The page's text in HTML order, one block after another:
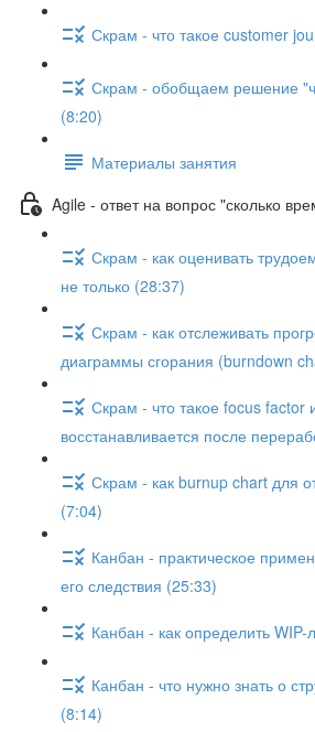
Скрам - что такое customer
Скрам - обобщаем решение
(8:20)
Материалы занятия
Agile - ответ на вопрос "сколько
Скрам - как оценивать
не только (28:37)
Скрам - как отслеживать
диаграммы сгорания (burndown
Скрам - что такое focus factor
восстанавливается после
Скрам - как burnup chart для
(7:04)
Канбан - практическое
его следствия (25:33)
Канбан - как определить
Канбан - что нужно знать о
(8:14)